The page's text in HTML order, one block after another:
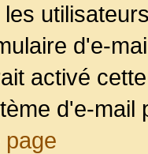
d'e-
activé
d'e-
page